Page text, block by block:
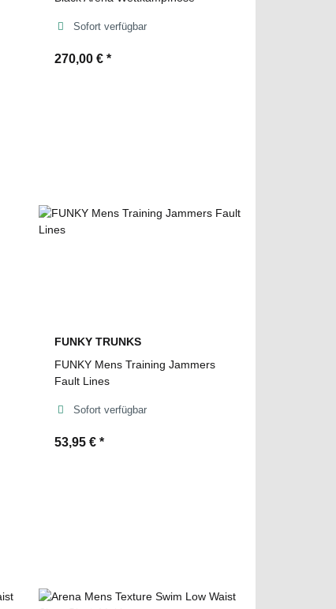
Sofort verfügbar
270,00 € *
FUNKY TRUNKS
FUNKY Mens Training Jammers
Fault Lines
Sofort verfügbar
53,95 € *